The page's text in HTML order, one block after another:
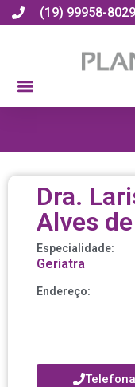
(19) 99958-8029
Dra.
Alves
Especialidade:
Geriatra
Endereço: